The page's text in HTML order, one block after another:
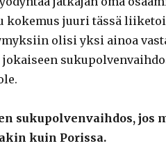
kokemus juuri tässä
olisi yksi ainoa
jokaiseen
sukupolvenvaihdos, jos
kuin Porissa.